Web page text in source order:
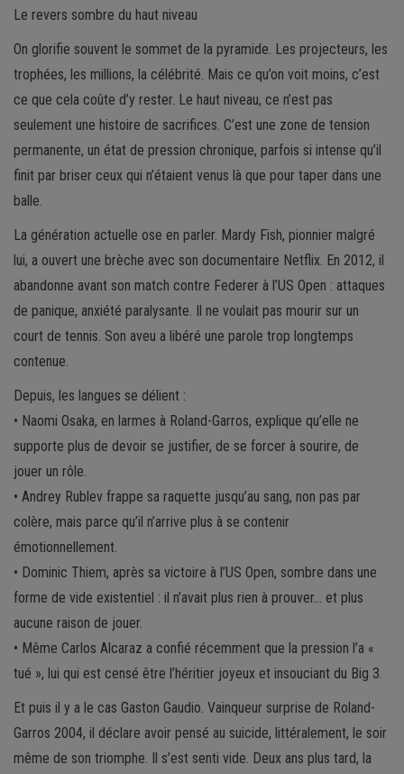
Le revers sombre du haut niveau
On glorifie souvent le sommet de la pyramide. Les projecteurs, les
trophées, les millions, la célébrité. Mais ce qu’on voit moins, c’est
ce que cela coûte d’y rester. Le haut niveau, ce n’est pas
seulement une histoire de sacrifices. C’est une zone de tension
permanente, un état de pression chronique, parfois si intense qu’il
finit par briser ceux qui n’étaient venus là que pour taper dans une
balle.
La génération actuelle ose en parler. Mardy Fish, pionnier malgré
lui, a ouvert une brèche avec son documentaire Netflix. En 2012, il
abandonne avant son match contre Federer à l’US Open : attaques
de panique, anxiété paralysante. Il ne voulait pas mourir sur un
court de tennis. Son aveu a libéré une parole trop longtemps
contenue.
Depuis, les langues se délient :
• Naomi Osaka, en larmes à Roland-Garros, explique qu’elle ne
supporte plus de devoir se justifier, de se forcer à sourire, de
jouer un rôle.
• Andrey Rublev frappe sa raquette jusqu’au sang, non pas par
colère, mais parce qu’il n’arrive plus à se contenir
émotionnellement.
• Dominic Thiem, après sa victoire à l’US Open, sombre dans une
forme de vide existentiel : il n’avait plus rien à prouver… et plus
aucune raison de jouer.
• Même Carlos Alcaraz a confié récemment que la pression l’a «
tué », lui qui est censé être l’héritier joyeux et insouciant du Big 3.
Et puis il y a le cas Gaston Gaudio. Vainqueur surprise de Roland-
Garros 2004, il déclare avoir pensé au suicide, littéralement, le soir
même de son triomphe. Il s’est senti vide. Deux ans plus tard, la